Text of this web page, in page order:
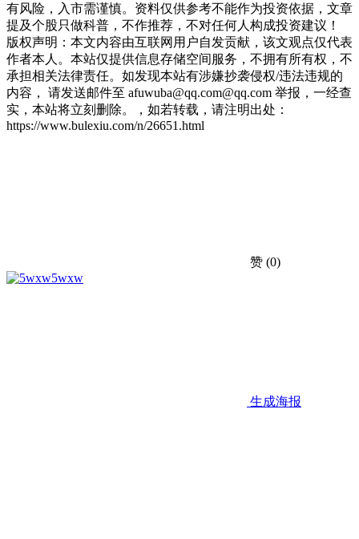
有风险，入市需谨慎。资料仅供参考不能作为投资依据，文章
提及个股只做科普，不作推荐，不对任何人构成投资建议！
版权声明：本文内容由互联网用户自发贡献，该文观点仅代表
作者本人。本站仅提供信息存储空间服务，不拥有所有权，不
承担相关法律责任。如发现本站有涉嫌抄袭侵权/违法违规的
内容， 请发送邮件至 afuwuba@qq.com@qq.com 举报，一经查
实，本站将立刻删除。，如若转载，请注明出处：
https://www.bulexiu.com/n/26651.html
赞 (0)
5wxw
生成海报